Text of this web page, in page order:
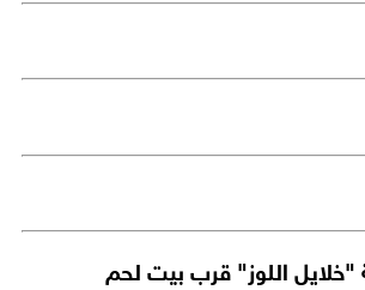
اللوز" قرب بيت لحم